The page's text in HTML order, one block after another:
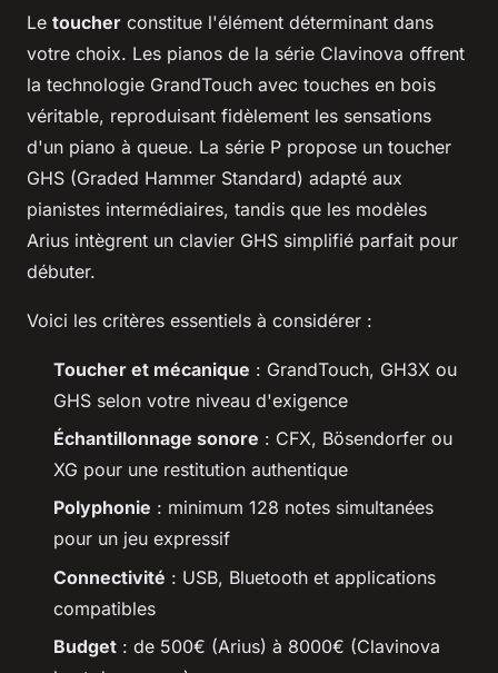
Le toucher constitue l'élément déterminant dans
votre choix. Les pianos de la série Clavinova offrent
la technologie GrandTouch avec touches en bois
véritable, reproduisant fidèlement les sensations
d'un piano à queue. La série P propose un toucher
GHS (Graded Hammer Standard) adapté aux
pianistes intermédiaires, tandis que les modèles
Arius intègrent un clavier GHS simplifié parfait pour
débuter.
Voici les critères essentiels à considérer :
Toucher et mécanique : GrandTouch, GH3X ou
GHS selon votre niveau d'exigence
Échantillonnage sonore : CFX, Bösendorfer ou
XG pour une restitution authentique
Polyphonie : minimum 128 notes simultanées
pour un jeu expressif
Connectivité : USB, Bluetooth et applications
compatibles
Budget : de 500€ (Arius) à 8000€ (Clavinova